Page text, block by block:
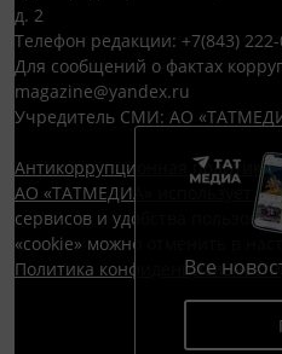
Все
д. 2
Телефон редакции: +7(843)
Для сообщений о фактах
magazine@yandex.ru
Учредитель СМИ: АО
Антикоррупционная политика
АО «ТАТМЕДИА» использует
сервисов и удобства
«cookie» можно отменить в
Политика конфиденциальности